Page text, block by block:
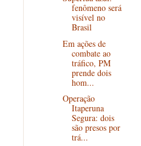
fenômeno será
visível no
Brasil
Em ações de
combate ao
tráfico, PM
prende dois
hom...
Operação
Itaperuna
Segura: dois
são presos por
trá...